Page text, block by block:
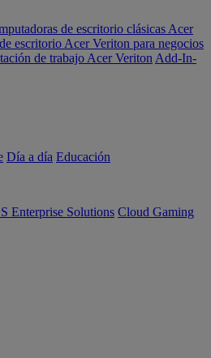
de escritorio clásicas Acer
escritorio Acer Veriton para negocios
de trabajo Acer Veriton Add-In-
Día a día Educación
Enterprise Solutions Cloud Gaming